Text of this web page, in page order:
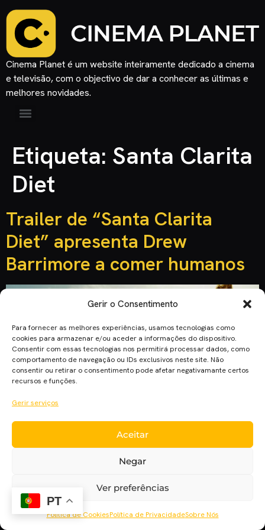
Gerir o Consentimento
Para fornecer as melhores experiências, usamos tecnologias como
cookies para armazenar e/ou aceder a informações do dispositivo.
Consentir com essas tecnologias nos permitirá processar dados, como
comportamento de navegação ou IDs exclusivos neste site. Não
consentir ou retirar o consentimento pode afetar negativamante certos
recursos e funções.
Gerir serviços
Aceitar
Negar
Ver preferências
Política de CookiesPolítica de PrivacidadeSobre Nós
Cinema Planet é um website inteiramente dedicado a cinema
e televisão, com o objectivo de dar a conhecer as últimas e
melhores novidades.
Etiqueta: Santa Clarita
Diet
Trailer de “Santa Clarita
Diet” apresenta Drew
Barrimore a comer humanos
Drew Barrimore, atriz que entrou em vários êxitos do cinema
agora protagonizar a mais recente série da Netflix. No trailer
imobiliária que tem uma aparente boa vida com o marido e os
dois filhos. Até ao dia em […]
PT